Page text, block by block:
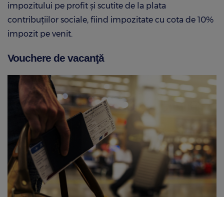
impozitului pe profit şi scutite de la plata
contribuţiilor sociale, fiind impozitate cu cota de 10%
impozit pe venit.
Vouchere de vacanţă